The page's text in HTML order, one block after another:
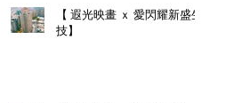
【 遐光映畫 ｘ 愛閃耀新盛生
技】